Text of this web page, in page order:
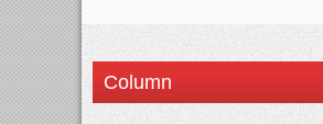
Column